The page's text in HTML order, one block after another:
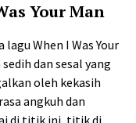
Your Man
When I Was Your
dan sesal yang
oleh kekasih
angkuh dan
di titik ini, titik di